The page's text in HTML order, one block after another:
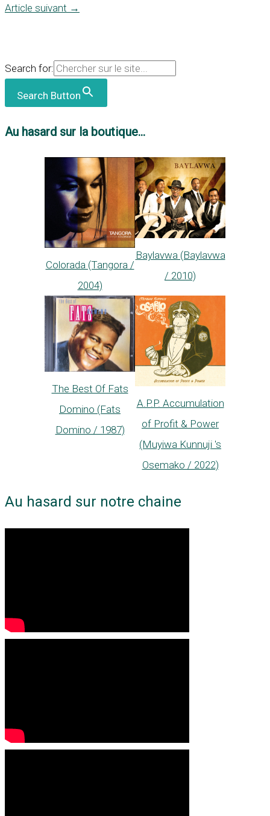
Article suivant →
Search for:
Search Button
Au hasard sur la boutique...
Colorada (Tangora /
2004)
Baylavwa (Baylavwa
/ 2010)
The Best Of Fats
Domino (Fats
Domino / 1987)
A.P.P. Accumulation
of Profit & Power
(Muyiwa Kunnuji 's
Osemako / 2022)
Au hasard sur notre chaine